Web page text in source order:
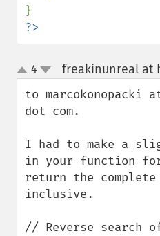
?>
up
down
4 freakinunreal at
to marcokonopacki
dot com.
I had to make a
in your function
return the complete
inclusive.
// Reverse search